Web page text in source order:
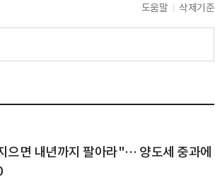
도움말 삭제기준
으면 내년까지 팔아라"… 양도세 중과에